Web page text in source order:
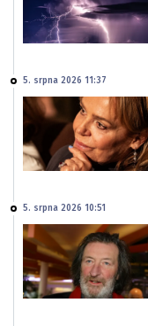
5. srpna 2026 11:37
5. srpna 2026 10:51